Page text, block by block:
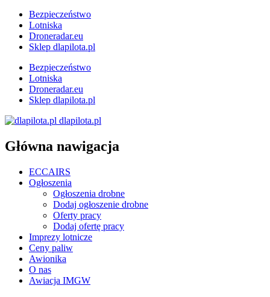
Bezpieczeństwo
Lotniska
Droneradar.eu
Sklep dlapilota.pl
Bezpieczeństwo
Lotniska
Droneradar.eu
Sklep dlapilota.pl
dlapilota.pl
Główna nawigacja
ECCAIRS
Ogłoszenia
Ogłoszenia drobne
Dodaj ogłoszenie drobne
Oferty pracy
Dodaj ofertę pracy
Imprezy lotnicze
Ceny paliw
Awionika
O nas
Awiacja IMGW